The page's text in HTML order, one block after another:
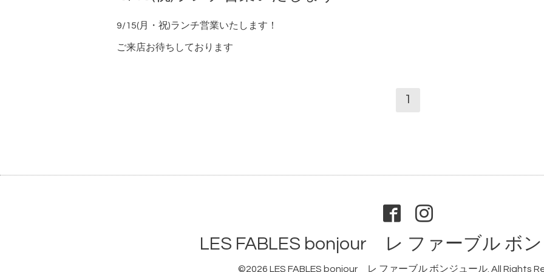
9/15(月・祝)ランチ営業いたします！
ご来店お待ちしております
1
LES FABLES bonjour レ ファーブル ボ
©2026 LES FABLES bonjour レ ファーブル ボンジュール. All Rights